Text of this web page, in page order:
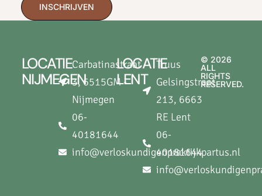
INSCHRIJVEN
LOCATIE
NIJMEGEN
Carbatinastraat
3, 6515GM -
Nijmegen
06-
40181644
info@verloskundigenpraktijkpartus.nl
LOCATIE
LENT
Truus
Gelsingstraat
213, 6663
RE Lent
06-
40181644
© 2026
ALL
RIGHTS
RESERVED.